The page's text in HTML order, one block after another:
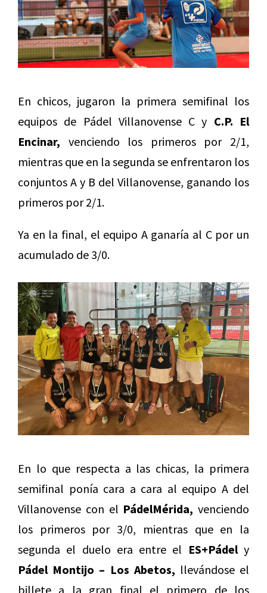
En chicos, jugaron la primera semifinal los
equipos de Pádel Villanovense C y C.P. El
Encinar, venciendo los primeros por 2/1,
mientras que en la segunda se enfrentaron los
conjuntos A y B del Villanovense, ganando los
primeros por 2/1.
Ya en la final, el equipo A ganaría al C por un
acumulado de 3/0.
En lo que respecta a las chicas, la primera
semifinal ponía cara a cara al equipo A del
Villanovense con el PádelMérida, venciendo
los primeros por 3/0, mientras que en la
segunda el duelo era entre el ES+Pádely
Pádel Montijo – Los Abetos, llevándose el
billete a la gran final el primero de los